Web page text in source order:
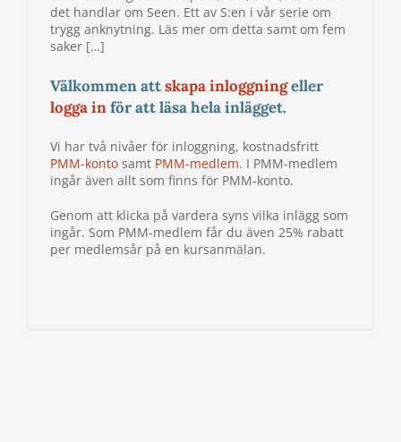
det handlar om Seen. Ett av S:en i vår serie om
trygg anknytning. Läs mer om detta samt om fem
saker […]
Välkommen attskapa inloggningeller
logga inför att läsa hela inlägget.
Vi har två nivåer för inloggning, kostnadsfritt
PMM-konto samt PMM-medlem. I PMM-medlem
ingår även allt som finns för PMM-konto.
Genom att klicka på vardera syns vilka inlägg som
ingår. Som PMM-medlem får du även 25% rabatt
per medlemsår på en kursanmälan.